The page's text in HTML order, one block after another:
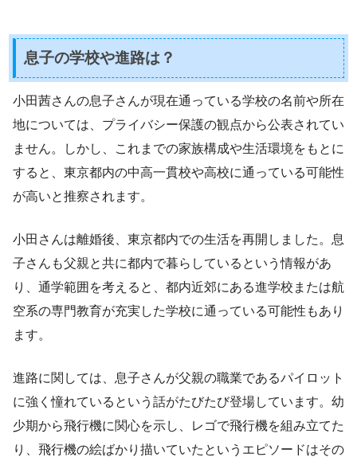
息子の学校や進路は？
小田茜さんの息子さんが現在通っている学校の名前や所在
地については、プライバシー保護の観点から公表されてい
ません。しかし、これまでの家族構成や生活環境をもとに
すると、東京都内の中高一貫校や高校に通っている可能性
が高いと推察されます。
小田さんは離婚後、東京都内での生活を再開しました。息
子さんも父親と共に都内で暮らしているという情報があ
り、通学範囲を考えると、都内近郊にある進学校または航
空系の専門教育が充実した学校に通っている可能性もあり
ます。
進路に関しては、息子さんが父親の職業であるパイロット
に強く憧れているという話がたびたび登場しています。幼
少期から飛行機に関心を示し、レゴで飛行機を組み立てた
り、飛行機の絵ばかり描いていたというエピソードはその